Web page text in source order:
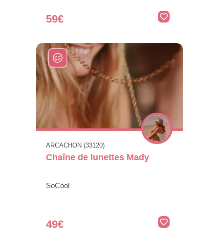
59€
ARCACHON (33120)
Chaîne de lunettes Mady
SoCool
49€